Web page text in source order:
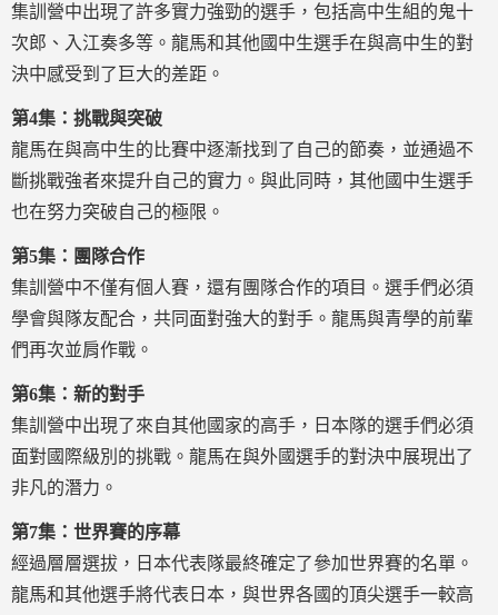
集訓營中出現了許多實力強勁的選手，包括高中生組的鬼十
次郎、入江奏多等。龍馬和其他國中生選手在與高中生的對
決中感受到了巨大的差距。
第4集：挑戰與突破
龍馬在與高中生的比賽中逐漸找到了自己的節奏，並通過不
斷挑戰強者來提升自己的實力。與此同時，其他國中生選手
也在努力突破自己的極限。
第5集：團隊合作
集訓營中不僅有個人賽，還有團隊合作的項目。選手們必須
學會與隊友配合，共同面對強大的對手。龍馬與青學的前輩
們再次並肩作戰。
第6集：新的對手
集訓營中出現了來自其他國家的高手，日本隊的選手們必須
面對國際級別的挑戰。龍馬在與外國選手的對決中展現出了
非凡的潛力。
第7集：世界賽的序幕
經過層層選拔，日本代表隊最終確定了參加世界賽的名單。
龍馬和其他選手將代表日本，與世界各國的頂尖選手一較高